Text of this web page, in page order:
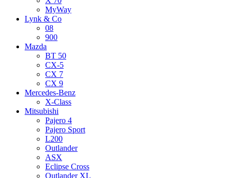
MyWay
Lynk & Co
08
900
Mazda
BT 50
CX-5
CX 7
CX 9
Mercedes-Benz
X-Class
Mitsubishi
Pajero 4
Pajero Sport
L200
Outlander
ASX
Eclipse Cross
Outlander XL